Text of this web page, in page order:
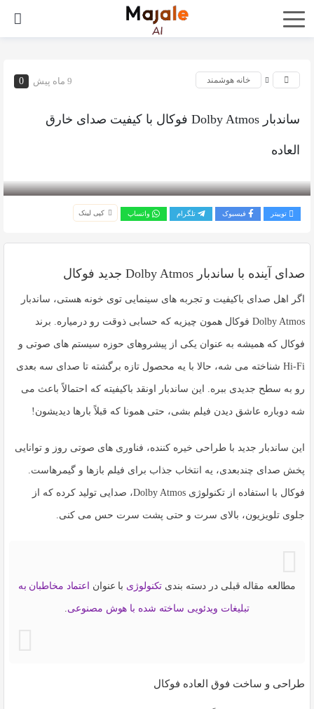
9 ماه پیش 0 خانه هوشمند
ساندبار Dolby Atmos فوکال با کیفیت صدای خارق
العاده
توییتر فیسبوک تلگرام واتساپ کپی لینک
صدای آینده با ساندبار Dolby Atmos جدید فوکال
اگر اهل صدای باکیفیت و تجربه های سینمایی توی خونه هستی، ساندبار
Dolby Atmos فوکال همون چیزیه که حسابی ذوقت رو درمیاره. برند
فوکال که همیشه به عنوان یکی از پیشروهای حوزه سیستم های صوتی و
Hi-Fi شناخته می شه، حالا با یه محصول تازه برگشته تا صدای سه بعدی
رو به سطح جدیدی ببره. این ساندبار اونقد باکیفیته که احتمالاً باعث می
شه دوباره عاشق دیدن فیلم بشی، حتی همونا که قبلاً بارها دیدیشون!
این ساندبار جدید با طراحی خیره کننده، فناوری های صوتی روز و توانایی
پخش صدای چندبعدی، یه انتخاب جذاب برای فیلم بازها و گیمرهاست.
فوکال با استفاده از تکنولوژی Dolby Atmos، صدایی تولید کرده که از
جلوی تلویزیون، بالای سرت و حتی پشت سرت حس می کنی.
مطالعه مقاله قبلی در دسته بندی تکنولوژی با عنوان اعتماد مخاطبان به
تبلیغات ویدئویی ساخته شده با هوش مصنوعی
طراحی و ساخت فوق العاده فوکال